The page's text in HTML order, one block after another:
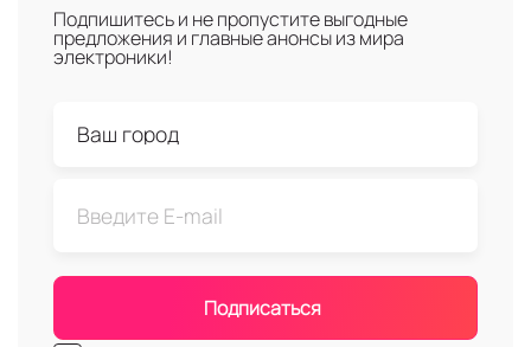
Подпишитесь и не пропустите выгодные
предложения и главные анонсы из мира
электроники!
Подписаться